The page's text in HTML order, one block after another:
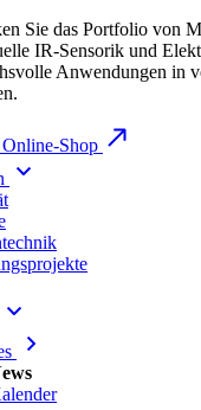
Sie das Portfolio von
IR-Sensorik und
Anwendungen in
Shop